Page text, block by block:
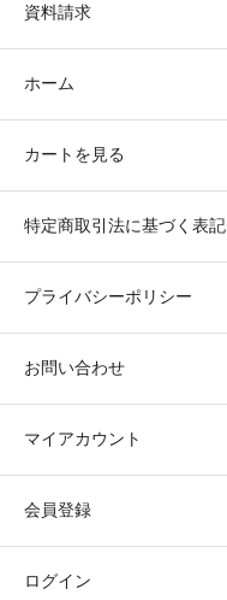
資料請求
ホーム
カートを見る
特定商取引法に基づく表記
プライバシーポリシー
お問い合わせ
マイアカウント
会員登録
ログイン